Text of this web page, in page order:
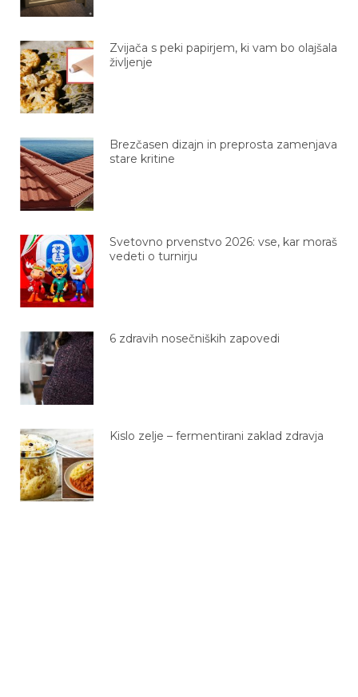
Zvijača s peki papirjem, ki vam bo olajšala
življenje
Brezčasen dizajn in preprosta zamenjava
stare kritine
Svetovno prvenstvo 2026: vse, kar moraš
vedeti o turnirju
6 zdravih nosečniških zapovedi
Kislo zelje – fermentirani zaklad zdravja